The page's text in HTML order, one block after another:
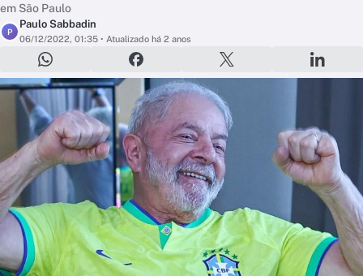
em São Paulo
P
Paulo Sabbadin
06/12/2022, 01:35 • Atualizado há 2 anos